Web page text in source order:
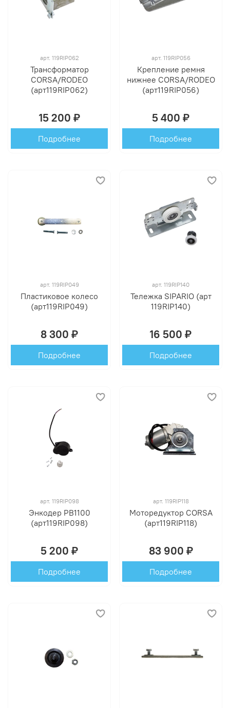
арт. 119RIP062
Трансформатор
CORSA/RODEO
(арт119RIP062)
15 200 ₽
Подробнее
арт. 119RIP056
Крепление ремня
нижнее CORSA/RODEO
(арт119RIP056)
5 400 ₽
Подробнее
арт. 119RIP049
Пластиковое колесо
(арт119RIP049)
8 300 ₽
Подробнее
арт. 119RIP140
Тележка SIPARIO (арт
119RIP140)
16 500 ₽
Подробнее
арт. 119RIP098
Энкодер PB1100
(арт119RIP098)
5 200 ₽
Подробнее
арт. 119RIP118
Моторедуктор CORSA
(арт119RIP118)
83 900 ₽
Подробнее